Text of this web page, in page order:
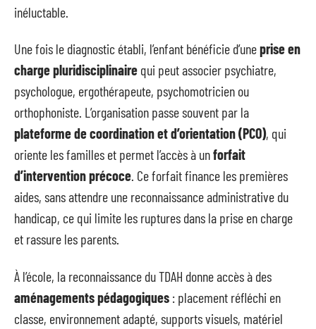
inéluctable.
Une fois le diagnostic établi, l’enfant bénéficie d’uneprise en
charge pluridisciplinaire qui peut associer psychiatre,
psychologue, ergothérapeute, psychomotricien ou
orthophoniste. L’organisation passe souvent par la
plateforme de coordination et d’orientation (PCO), qui
oriente les familles et permet l’accès à unforfait
d’intervention précoce. Ce forfait finance les premières
aides, sans attendre une reconnaissance administrative du
handicap, ce qui limite les ruptures dans la prise en charge
et rassure les parents.
À l’école, la reconnaissance du TDAH donne accès à des
aménagements pédagogiques : placement réfléchi en
classe, environnement adapté, supports visuels, matériel